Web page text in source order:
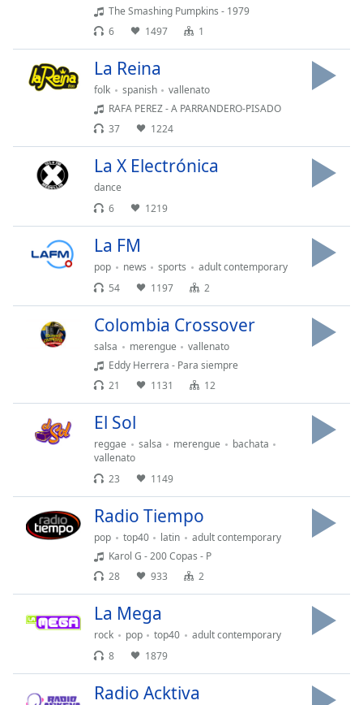
Opacity
Caption
Color
Opacity
Font
Style
Reset
Dialog
The Smashing Pumpkins - 1979
6
1497 1
La Reina
folk spanish
vallenato
RAFA PEREZ - A PARRANDERO-PISADO
37
1224
La X Electrónica
dance
6
1219
La FM
pop news sports
adult contemporary
54
1197 2
Colombia Crossover
salsa merengue
vallenato
Eddy Herrera - Para siempre
21
1131 12
El Sol
reggae salsa merengue
bachata
vallenato
23
1149
Radio Tiempo
pop top40 latin
adult contemporary
Karol G - 200 Copas - P
28
933 2
La Mega
rock pop top40
adult contemporary
8
1879
Radio Acktiva